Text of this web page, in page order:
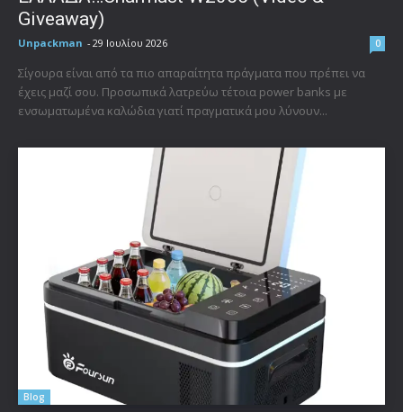
Giveaway)
Unpackman - 29 Ιουλίου 2026 0
Σίγουρα είναι από τα πιο απαραίτητα πράγματα που πρέπει να
έχεις μαζί σου. Προσωπικά λατρεύω τέτοια power banks με
ενσωματωμένα καλώδια γιατί πραγματικά μου λύνουν...
Blog